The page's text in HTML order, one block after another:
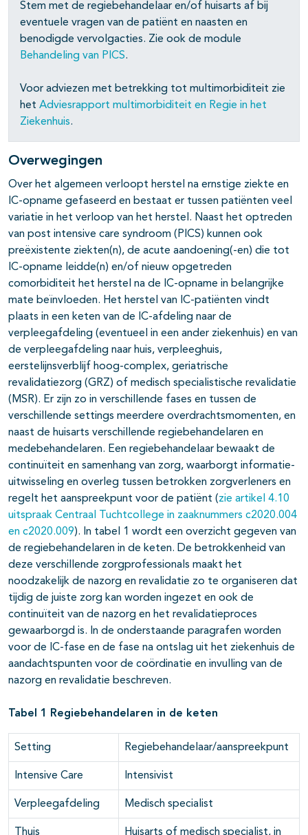
Stem met de regiebehandelaar en/of huisarts af bij
eventuele vragen van de patiënt en naasten en
benodigde vervolgacties. Zie ook de module
Behandeling van PICS.
Voor adviezen met betrekking tot multimorbiditeit zie
het Adviesrapport multimorbiditeit en Regie in het
Ziekenhuis.
Overwegingen
Over het algemeen verloopt herstel na ernstige ziekte en
IC-opname gefaseerd en bestaat er tussen patiënten veel
variatie in het verloop van het herstel. Naast het optreden
van post intensive care syndroom (PICS) kunnen ook
preëxistente ziekten(n), de acute aandoening(-en) die tot
IC-opname leidde(n) en/of nieuw opgetreden
comorbiditeit het herstel na de IC-opname in belangrijke
mate beïnvloeden. Het herstel van IC-patiënten vindt
plaats in een keten van de IC-afdeling naar de
verpleegafdeling (eventueel in een ander ziekenhuis) en van
de verpleegafdeling naar huis, verpleeghuis,
eerstelijnsverblijf hoog-complex, geriatrische
revalidatiezorg (GRZ) of medisch specialistische revalidatie
(MSR). Er zijn zo in verschillende fases en tussen de
verschillende settings meerdere overdrachtsmomenten, en
naast de huisarts verschillende regiebehandelaren en
medebehandelaren. Een regiebehandelaar bewaakt de
continuïteit en samenhang van zorg, waarborgt informatie-
uitwisseling en overleg tussen betrokken zorgverleners en
regelt het aanspreekpunt voor de patiënt (zie artikel 4.10
uitspraak Centraal Tuchtcollege in zaaknummers c2020.004
en c2020.009). In tabel 1 wordt een overzicht gegeven van
de regiebehandelaren in de keten. De betrokkenheid van
deze verschillende zorgprofessionals maakt het
noodzakelijk de nazorg en revalidatie zo te organiseren dat
tijdig de juiste zorg kan worden ingezet en ook de
continuïteit van de nazorg en het revalidatieproces
gewaarborgd is. In de onderstaande paragrafen worden
voor de IC-fase en de fase na ontslag uit het ziekenhuis de
aandachtspunten voor de coördinatie en invulling van de
nazorg en revalidatie beschreven.
Tabel 1 Regiebehandelaren in de keten
Setting Regiebehandelaar/aanspreekpunt
Intensive Care Intensivist
Verpleegafdeling Medisch specialist
Thuis Huisarts of medisch specialist, in